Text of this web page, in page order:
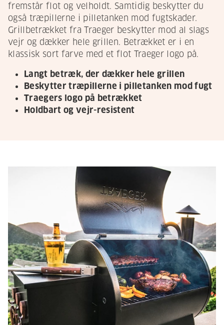
fremstår flot og velholdt. Samtidig beskytter du
også træpillerne i pilletanken mod fugtskader.
Grillbetrækket fra Traeger beskytter mod al slags
vejr og dækker hele grillen. Betrækket er i en
klassisk sort farve med et flot Traeger logo på.
Langt betræk, der dækker hele grillen
Beskytter træpillerne i pilletanken mod fugt
Traegers logo på betrækket
Holdbart og vejr-resistent